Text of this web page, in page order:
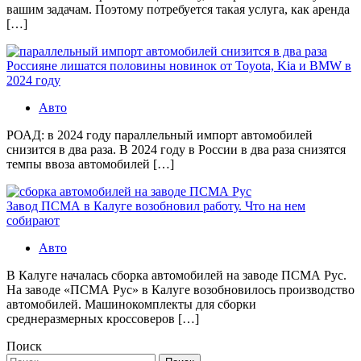
вашим задачам. Поэтому потребуется такая услуга, как аренда
[…]
Россияне лишатся половины новинок от Toyota, Kia и BMW в
2024 году
Авто
РОАД: в 2024 году параллельный импорт автомобилей
снизится в два раза. В 2024 году в России в два раза снизятся
темпы ввоза автомобилей […]
Завод ПСМА в Калуге возобновил работу. Что на нем
собирают
Авто
В Калуге началась сборка автомобилей на заводе ПСМА Рус.
На заводе «ПСМА Рус» в Калуге возобновилось производство
автомобилей. Машинокомплекты для сборки
среднеразмерных кроссоверов […]
Поиск